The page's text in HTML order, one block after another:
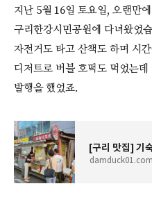
지난 5월 16일 토요일, 오랜만
구리한강시민공원에 다녀왔었
자전거도 타고 산책도 하며 시
디저트로 버블 호떡도 먹었는
발행을 했었죠.
damduck01.com